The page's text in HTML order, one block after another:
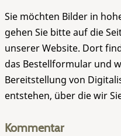
Sie möchten Bilder in
gehen Sie bitte auf die
unserer Website. Dort
das Bestellformular und
Bereitstellung von
entstehen, über die wir
Kommentar